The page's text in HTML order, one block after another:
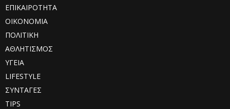
ΕΠΙΚΑΙΡΟΤΗΤΑ
ΟΙΚΟΝΟΜΙΑ
ΠΟΛΙΤΙΚΗ
ΑΘΛΗΤΙΣΜΟΣ
ΥΓΕΙΑ
LIFESTYLE
ΣΥΝΤΑΓΕΣ
TIPS